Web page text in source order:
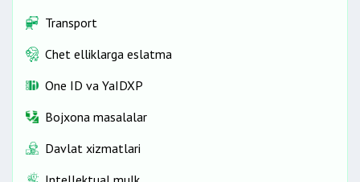
Transport
Chet elliklarga eslatma
One ID vа YaIDXP
Bojxona masalalar
Davlat xizmatlari